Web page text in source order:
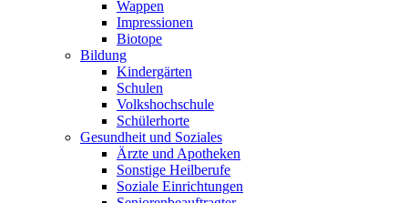
Wappen
Impressionen
Biotope
Bildung
Kindergärten
Schulen
Volkshochschule
Schülerhorte
Gesundheit und Soziales
Ärzte und Apotheken
Sonstige Heilberufe
Soziale Einrichtungen